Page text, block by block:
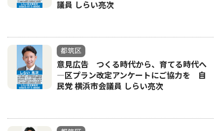
議員 しらい亮次
都筑区
意見広告 つくる時代から、育てる時代へ
―区プラン改定アンケートにご協力を 自
民党 横浜市会議員 しらい亮次